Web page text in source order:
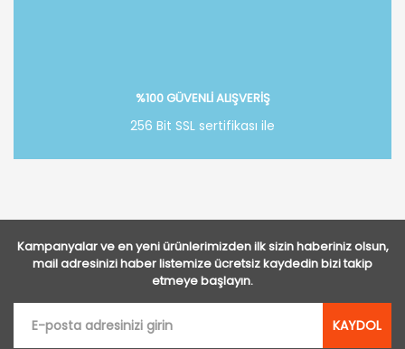
%100 GÜVENLİ ALIŞVERİŞ
256 Bit SSL sertifikası ile
Kampanyalar ve en yeni ürünlerimizden ilk sizin haberiniz olsun,
mail adresinizi haber listemize ücretsiz kaydedin bizi takip
etmeye başlayın.
KAYDOL